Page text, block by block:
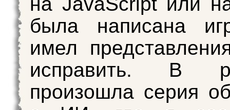
была написана
имел
исправить. В
произошла серия